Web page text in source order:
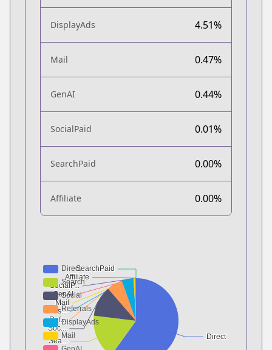
DisplayAds 4.51%
Mail 0.47%
GenAI 0.44%
SocialPaid 0.01%
SearchPaid 0.00%
Affiliate 0.00%